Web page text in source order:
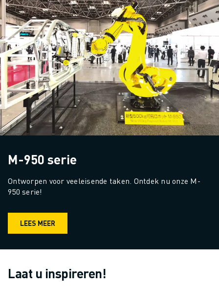
M-950 serie
Ontworpen voor veeleisende taken. Ontdek nu onze M-
950 serie!
LEES MEER
Laat u inspireren!